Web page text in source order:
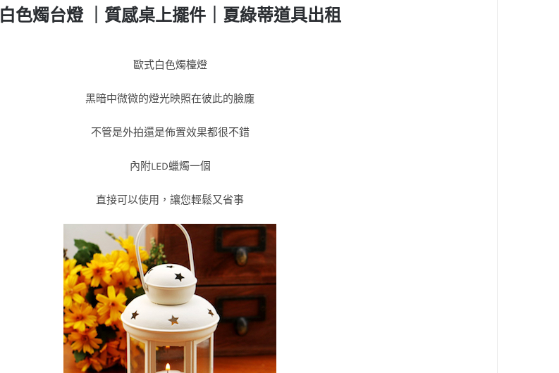
白色燭台燈 ｜質感桌上擺件｜夏綠蒂道具出租
歐式白色燭檯燈
黑暗中微微的燈光映照在彼此的臉龐
不管是外拍還是佈置效果都很不錯
內附LED蠟燭一個
直接可以使用，讓您輕鬆又省事